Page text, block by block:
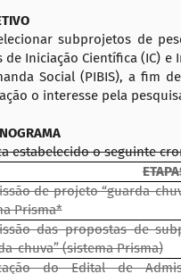
subprojetos de
de Iniciação Científica (IC) e
Social (PIBIS), a fim
o interesse pela
estabelecido o seguinte
de projeto “guarda-
Prisma*
das propostas de
chuva” (sistema Prisma)
do Edital de